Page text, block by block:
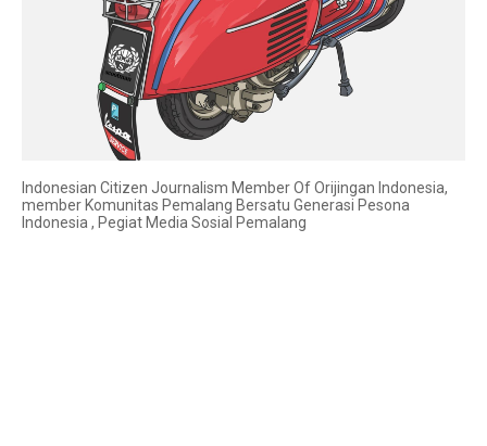
Indonesian Citizen Journalism Member Of Orijingan Indonesia,
member Komunitas Pemalang Bersatu Generasi Pesona
Indonesia , Pegiat Media Sosial Pemalang